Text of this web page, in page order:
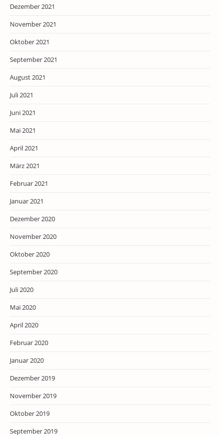
Dezember 2021
November 2021
Oktober 2021
September 2021
August 2021
Juli 2021
Juni 2021
Mai 2021
April 2021
März 2021
Februar 2021
Januar 2021
Dezember 2020
November 2020
Oktober 2020
September 2020
Juli 2020
Mai 2020
April 2020
Februar 2020
Januar 2020
Dezember 2019
November 2019
Oktober 2019
September 2019